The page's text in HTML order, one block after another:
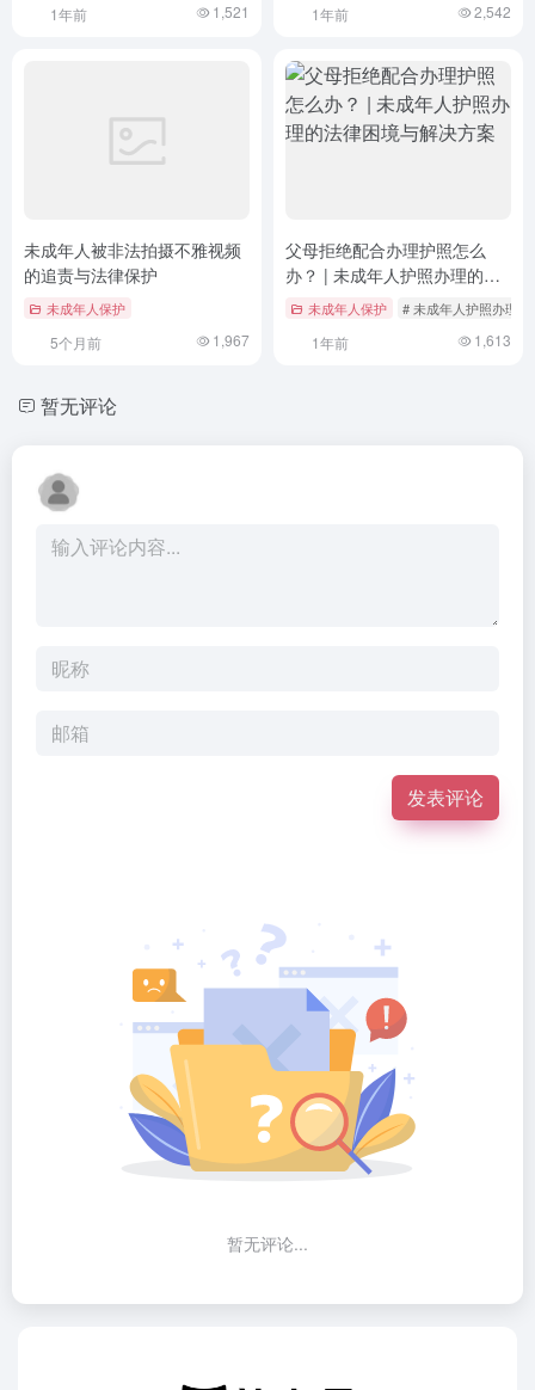
1年前 1,521 1年前 2,542
未成年人被非法拍摄不雅视频
的追责与法律保护
未成年人保护
5个月前 1,967
父母拒绝配合办理护照怎么
办？ | 未成年人护照办理的法
律困境与解决方案
未成年人保护 # 未成年人护照办理
1年前 1,613
暂无评论
发表评论
暂无评论...